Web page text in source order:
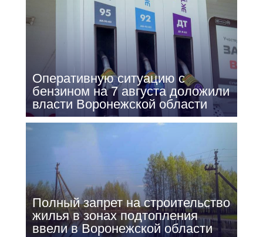
Оперативную ситуацию с
бензином на 7 августа доложили
власти Воронежской области
Полный запрет на строительство
жилья в зонах подтопления
ввели в Воронежской области